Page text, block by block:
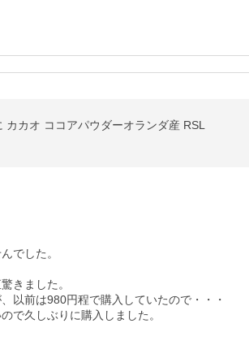
カオ ココアパウダーオランダ産 RSL
でした。
きました。
以前は980円程で購入していたので・・・
で久しぶりに購入しました。